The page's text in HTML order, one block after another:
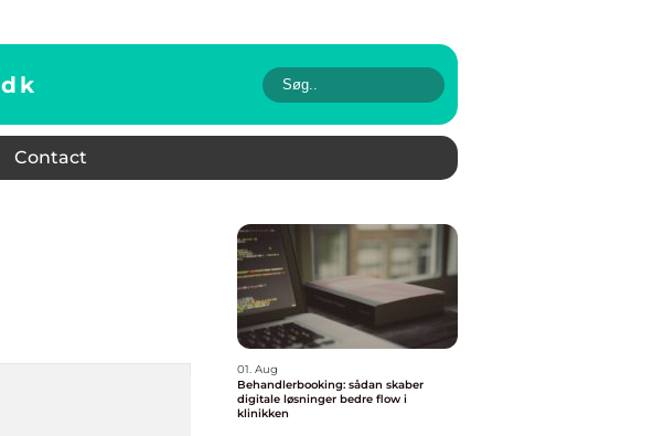
dk
Contact
01. Aug
Behandlerbooking: sådan skaber
digitale løsninger bedre flow i
klinikken